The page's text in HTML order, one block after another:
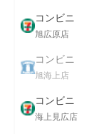
コンビニ
旭広原店
コンビニ
旭海上店
コンビニ
海上見広店